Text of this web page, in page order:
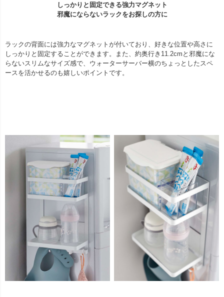
しっかりと固定できる強力マグネット
邪魔にならないラックをお探しの方に
ラックの背面には強力なマグネットが付いており、好きな位置や高さに
しっかりと固定することができます。また、約奥行き11.2cmと邪魔にな
らないスリムなサイズ感で、ウォーターサーバー横のちょっとしたスペ
ースを活かせるのも嬉しいポイントです。